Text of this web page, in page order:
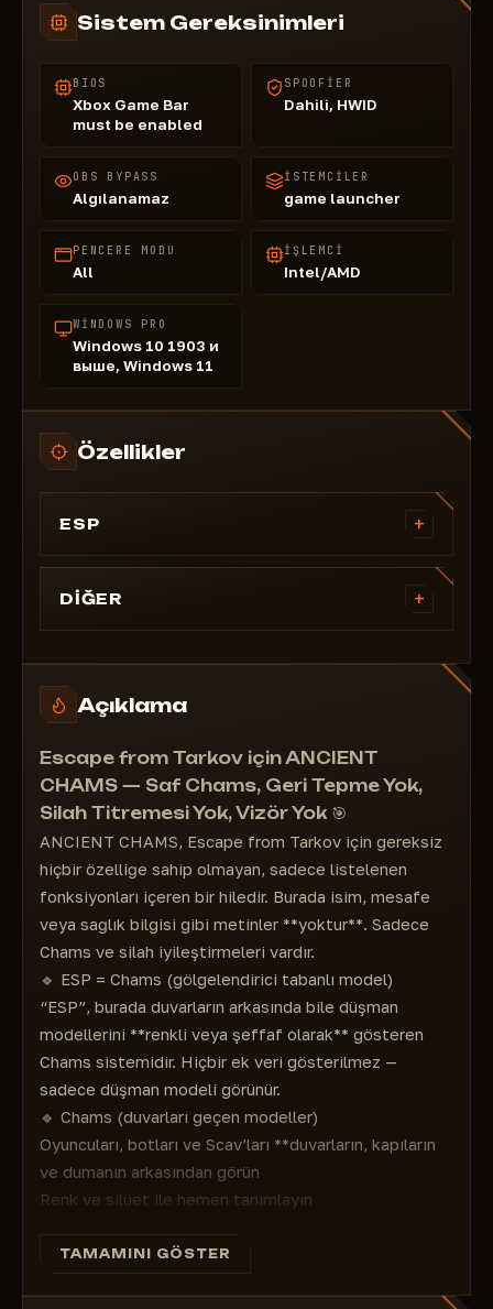
Sistem Gereksinimleri
BIOS
Xbox Game Bar
must be enabled
SPOOFIER
Dahili, HWID
OBS BYPASS
Algılanamaz
İSTEMCILER
game launcher
PENCERE MODU
All
İŞLEMCI
Intel/AMD
WINDOWS PRO
Windows 10 1903 и
выше, Windows 11
Özellikler
ESP +
Chams
DİĞER +
Geri tepme yok
Sallanma yok
Açıklama
Escape from Tarkov için ANCIENT
CHAMS — Saf Chams, Geri Tepme Yok,
Silah Titremesi Yok, Vizör Yok 🎯
ANCIENT CHAMS, Escape from Tarkov için gereksiz
hiçbir özelliğe sahip olmayan, sadece listelenen
fonksiyonları içeren bir hiledir. Burada isim, mesafe
veya sağlık bilgisi gibi metinler **yoktur**. Sadece
Chams ve silah iyileştirmeleri vardır.
🔹 ESP = Chams (gölgelendirici tabanlı model)
“ESP”, burada duvarların arkasında bile düşman
modellerini **renkli veya şeffaf olarak** gösteren
Chams sistemidir. Hiçbir ek veri gösterilmez —
sadece düşman modeli görünür.
🔹 Chams (duvarları geçen modeller)
Oyuncuları, botları ve Scav’ları **duvarların, kapıların
ve dumanın arkasından görün
Renk ve silüet ile hemen tanımlayın
çalışır
TAMAMINI GÖSTER